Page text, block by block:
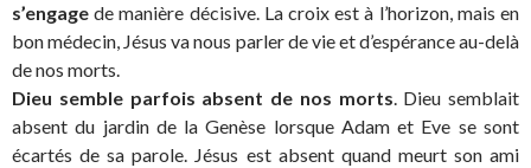
s’engage de manière décisive. La croix est à l’horizon, mais en
bon médecin, Jésus va nous parler de vie et d’espérance au-delà
de nos morts.
Dieu semble parfois absent de nos morts. Dieu semblait
absent du jardin de la Genèse lorsque Adam et Eve se sont
écartés de sa parole. Jésus est absent quand meurt son ami